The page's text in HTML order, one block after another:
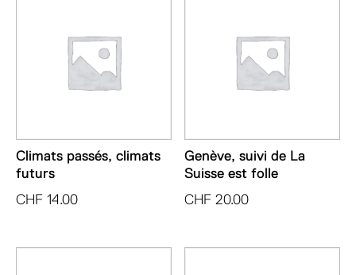
Climats passés, climats
futurs
CHF 14.00
Genève, suivi de La
Suisse est folle
CHF 20.00